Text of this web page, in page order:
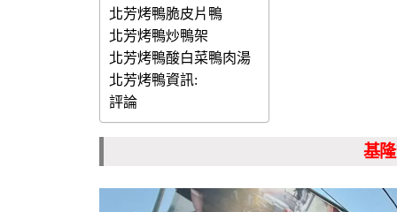
北芳烤鴨脆皮片鴨
北芳烤鴨炒鴨架
北芳烤鴨酸白菜鴨肉湯
北芳烤鴨資訊:
評論
基